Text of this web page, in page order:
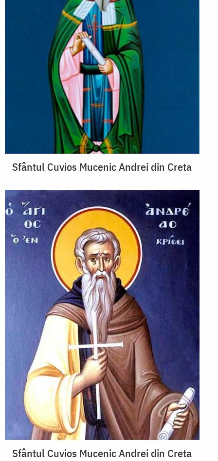
Sfântul Cuvios Mucenic Andrei din Creta
Sfântul Cuvios Mucenic Andrei din Creta